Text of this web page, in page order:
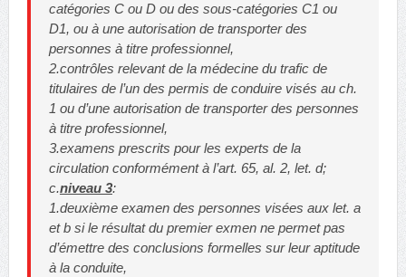
catégories C ou D ou des sous-catégories C1 ou
D1, ou à une autorisation de transporter des
personnes à titre professionnel,
2.contrôles relevant de la médecine du trafic de
titulaires de l’un des permis de conduire visés au ch.
1 ou d’une autorisation de transporter des personnes
à titre professionnel,
3.examens prescrits pour les experts de la
circulation conformément à l’art. 65, al. 2, let. d;
c.niveau 3:
1.deuxième examen des personnes visées aux let. a
et b si le résultat du premier exmen ne permet pas
d’émettre des conclusions formelles sur leur aptitude
à la conduite,